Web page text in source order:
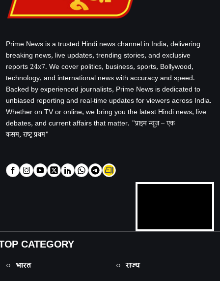
Prime News is a trusted Hindi news channel in India, delivering
breaking news, live updates, trending stories, and exclusive
reports 24x7. We cover politics, business, sports, Bollywood,
technology, and international news with accuracy and speed.
Backed by experienced journalists, Prime News is dedicated to
unbiased reporting and real-time updates for viewers across India.
Whether on TV or online, we bring you the latest Hindi news, live
debates, and current affairs that matter. "प्राइम न्यूज़ – एक
कसम, राष्ट्र प्रथम"
CATEGORY
○ भारत ○ राज्य